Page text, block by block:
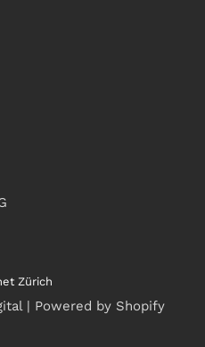
Zürich
| Powered by Shopify